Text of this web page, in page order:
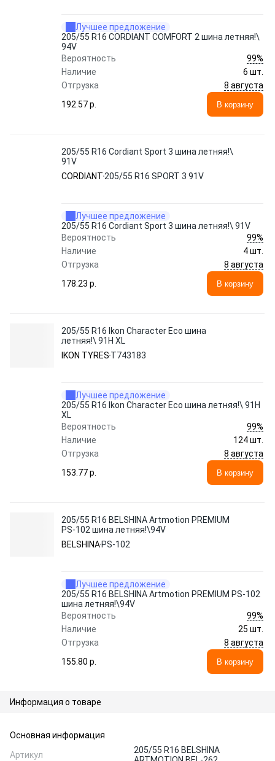
Лучшее предложение
205/55 R16 CORDIANT COMFORT 2 шина летняя!\
94V
Вероятность
99%
Наличие
6 шт.
Отгрузка
8 августа
192.57 p.
В корзину
205/55 R16 Cordiant Sport 3 шина летняя!\
91V
CORDIANT 205/55 R16 SPORT 3 91V
Лучшее предложение
205/55 R16 Cordiant Sport 3 шина летняя!\ 91V
Вероятность
99%
Наличие
4 шт.
Отгрузка
8 августа
178.23 p.
В корзину
205/55 R16 Ikon Character Eco шина
летняя!\ 91H XL
IKON TYRES T743183
Лучшее предложение
205/55 R16 Ikon Character Eco шина летняя!\ 91H
XL
Вероятность
99%
Наличие
124 шт.
Отгрузка
8 августа
153.77 p.
В корзину
205/55 R16 BELSHINA Artmotion PREMIUM
PS-102 шина летняя!\94V
BELSHINA PS-102
Лучшее предложение
205/55 R16 BELSHINA Artmotion PREMIUM PS-102
шина летняя!\94V
Вероятность
99%
Наличие
25 шт.
Отгрузка
8 августа
155.80 p.
В корзину
Информация о товаре
Основная информация
Артикул
205/55 R16 BELSHINA